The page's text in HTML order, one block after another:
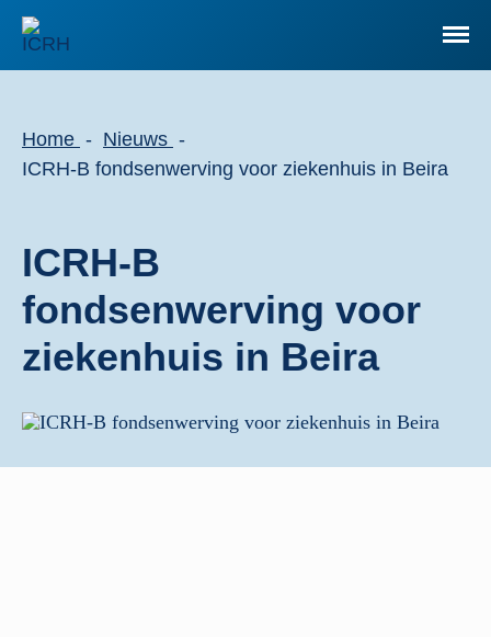
Home
Nieuws
ICRH-B fondsenwerving voor ziekenhuis in Beira
ICRH-B
fondsenwerving voor
ziekenhuis in Beira